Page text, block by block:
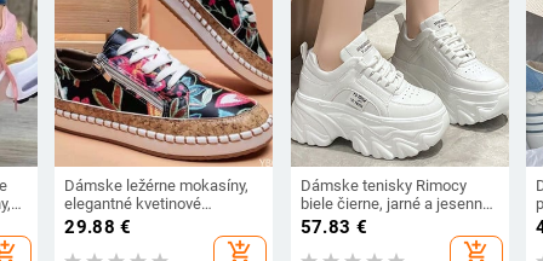
Dámske ležérne mokasíny,
elegantné kvetinové
potlačené šnurovacie ploché
módne vulkanizované
29.88 €
add_shopping_cart
Dámske tenisky Rimocy
biele čierne, jarné a jesenné,
hrubé, na platforme, s
hrubým podpätkom
57.83 €
add_shopping_cart